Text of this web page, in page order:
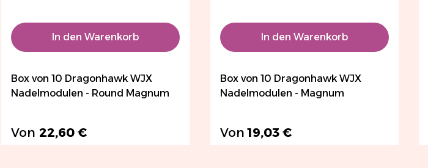
In den Warenkorb
Box von 10 Dragonhawk WJX
Nadelmodulen - Round Magnum
Von 22,60 €
In den Warenkorb
Box von 10 Dragonhawk WJX
Nadelmodulen - Magnum
Von 19,03 €